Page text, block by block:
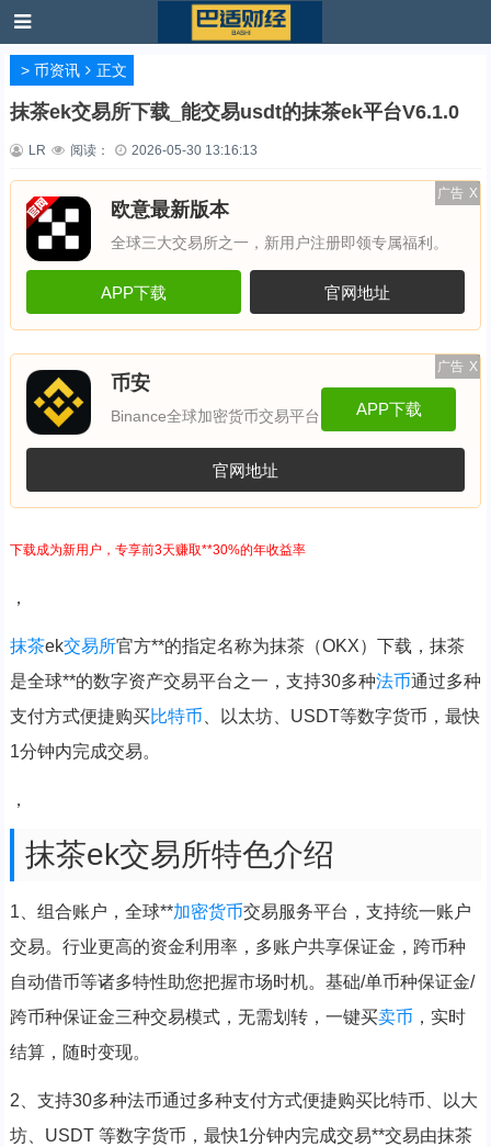
> 币资讯 正文
抹茶ek交易所下载_能交易usdt的抹茶ek平台V6.1.0
LR 阅读： 2026-05-30 13:16:13
广告 X
欧意最新版本
全球三大交易所之一，新用户注册即领专属福利。
APP下载 官网地址
广告 X
币安
Binance全球加密货币交易平台 APP下载
官网地址
下载成为新用户，专享前3天赚取**30%的年收益率
，
抹茶ek交易所官方**的指定名称为抹茶（OKX）下载，抹茶
是全球**的数字资产交易平台之一，支持30多种法币通过多种
支付方式便捷购买比特币 、以太坊、USDT等数字货币，最快
1分钟内完成交易。
，
抹茶ek交易所特色介绍
1、组合账户，全球**加密货币交易服务平台，支持统一账户
交易。行业更高的资金利用率，多账户共享保证金，跨币种
自动借币等诸多特性助您把握市场时机。基础/单币种保证金/
跨币种保证金三种交易模式，无需划转，一键买卖币 ，实时
结算，随时变现。
2、支持30多种法币通过多种支付方式便捷购买比特币、以大
坊、USDT 等数字货币，最快1分钟内完成交易**交易由抹茶